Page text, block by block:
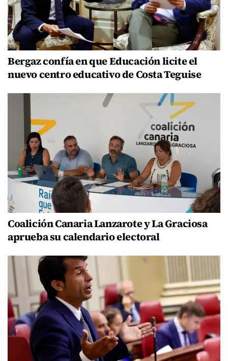
Bergaz confía en que Educación licite el
nuevo centro educativo de Costa Teguise
Coalición Canaria Lanzarote y La Graciosa
aprueba su calendario electoral